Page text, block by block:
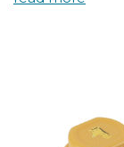
een flamingo,